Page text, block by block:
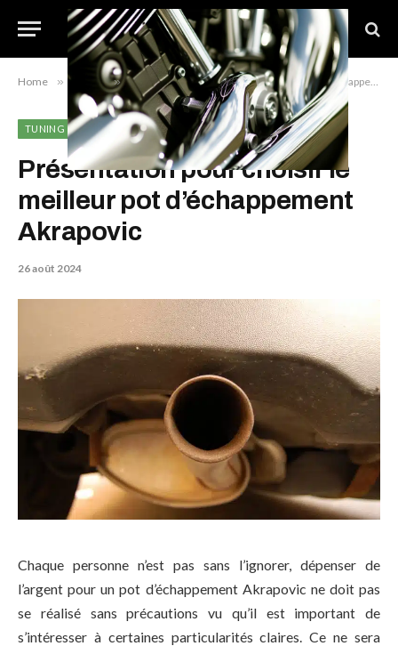
Home » Tuning » Présentation pour choisir le meilleur pot d’échappement Akrapovic
TUNING
Présentation pour choisir le
meilleur pot d’échappement
Akrapovic
26 août 2024
Chaque personne n’est pas sans l’ignorer, dépenser de
l’argent pour un pot d’échappement Akrapovic ne doit pas
se réalisé sans précautions vu qu’il est important de
s’intéresser à certaines particularités claires. Ce ne sera